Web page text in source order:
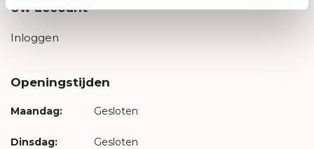
Uw account
Inloggen
Openingstijden
Maandag: Gesloten
Dinsdag: Gesloten